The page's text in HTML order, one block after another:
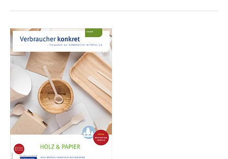
Papier
sparen
beim
Weihnachtsshopping
Umweltschutz,
Nachhaltigkeit
und
Energie